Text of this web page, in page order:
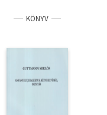
KÖNYV